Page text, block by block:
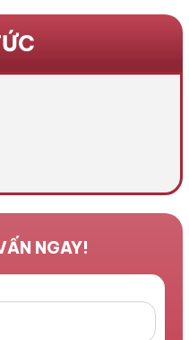
đồng? Liệu đây là quy định
sắp được áp dụng hay
chứng? Bài viết hôm
NGAY!